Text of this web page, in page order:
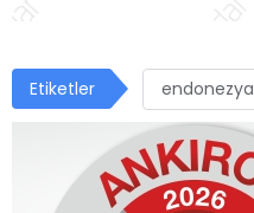
Etiketler endonezya